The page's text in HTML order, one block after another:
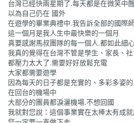
台灣已經快兩星期了.每天都是在微笑中
以為自己仍在 國外
在遊學的畢業典禮中.我告訴全部的國際
這一個月是我人生中最快樂的一個月
真要感謝馬叔團隊的每一個人.都如此細
我真的覺得在台灣不管是學生、家長、
都壓力太大了.需要好好放鬆充電
大家都需要遊學
因為每天的日子都是充實的、多彩多姿的
在回台的機場中
大部分的團員都淚灑機場.不想回國
我就對您說：這個事業實在太棒太有成